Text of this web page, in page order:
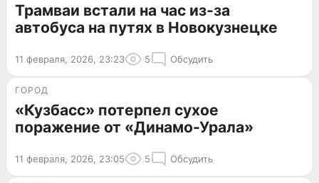
Трамваи встали на час из-за
автобуса на путях в Новокузнецке
11 февраля, 2026, 23:23 5 Обсудить
ГОРОД
«Кузбасс» потерпел сухое
поражение от «Динамо-Урала»
11 февраля, 2026, 23:05 5 Обсудить